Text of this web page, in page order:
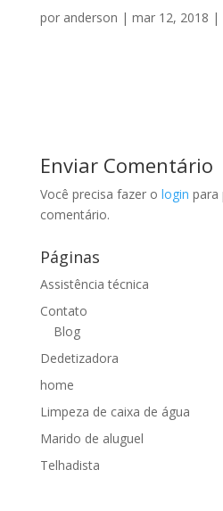
por anderson | mar 12, 2018 |
Enviar Comentário
Você precisa fazer o login para
comentário.
Páginas
Assistência técnica
Contato
Blog
Dedetizadora
home
Limpeza de caixa de água
Marido de aluguel
Telhadista